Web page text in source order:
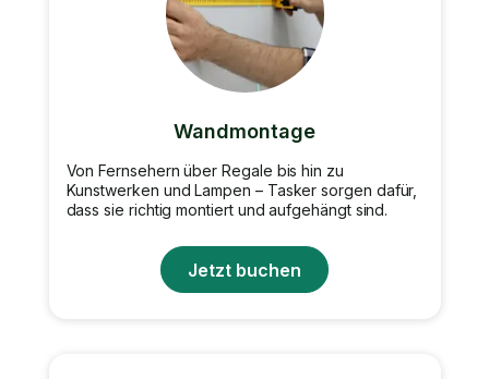
Wandmontage
Von Fernsehern über Regale bis hin zu
Kunstwerken und Lampen – Tasker sorgen dafür,
dass sie richtig montiert und aufgehängt sind.
Jetzt buchen